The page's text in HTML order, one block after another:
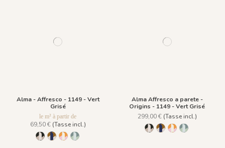
Alma - Affresco - 1149 - Vert
Grisé
le m² à partir de
69,50 €(Tasse incl.)
1146 - Noir Ivoire
1147 - Ocre Bleu
1148 - Rose Orangé
1149 - Vert Grisé
Alma Affresco a parete -
Origins - 1149 - Vert Grisé
299,00 €(Tasse incl.)
1146 - Noir Ivoire
1147 - Ocre Bleu
1148 - Rose
1149 - Vert